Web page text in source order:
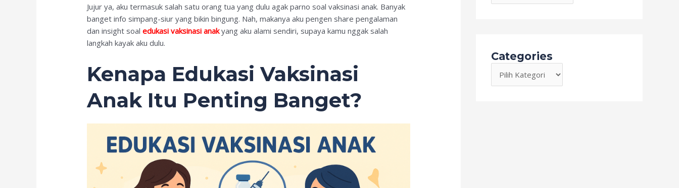
Jujur ya, aku termasuk salah satu orang tua yang dulu agak parno soal vaksinasi anak. Banyak
banget info simpang-siur yang bikin bingung. Nah, makanya aku pengen share pengalaman
dan insight soaledukasi vaksinasi anakyang aku alami sendiri, supaya kamu nggak salah
langkah kayak aku dulu.
Kenapa Edukasi Vaksinasi
Anak Itu Penting Banget?
Categories